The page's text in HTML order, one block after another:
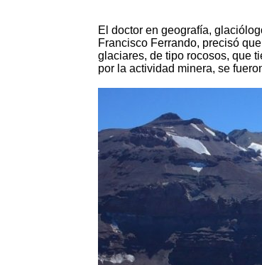
El doctor en geografía,
Francisco Ferrando, precisó
glaciares, de tipo rocosos, que
por la actividad minera, se